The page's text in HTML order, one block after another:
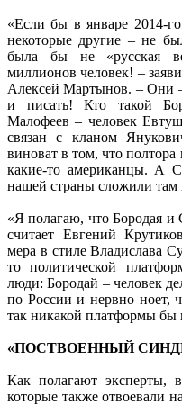
«Если бы в январе 2014-
некоторые другие – не
была бы не «русская
миллионов человек! –
Алексей Мартынов. – Они
и писать! Кто такой
Малофеев – человек
связан с кланом
виноват в том, что
какие-то американцы. А
нашей страны сложили там
«Я полагаю, что Бородая и
считает Евгений
мера в стиле Владислава
то политической
люди: Бородай – человек
по России и нервно ноет,
так никакой платформы бы
«ПОСТВОЕННЫЙ
Как полагают эксперты,
которые также отвоевали